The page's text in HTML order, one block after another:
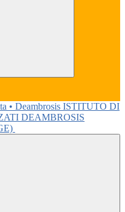
ISTITUTO DI
DEAMBROSIS